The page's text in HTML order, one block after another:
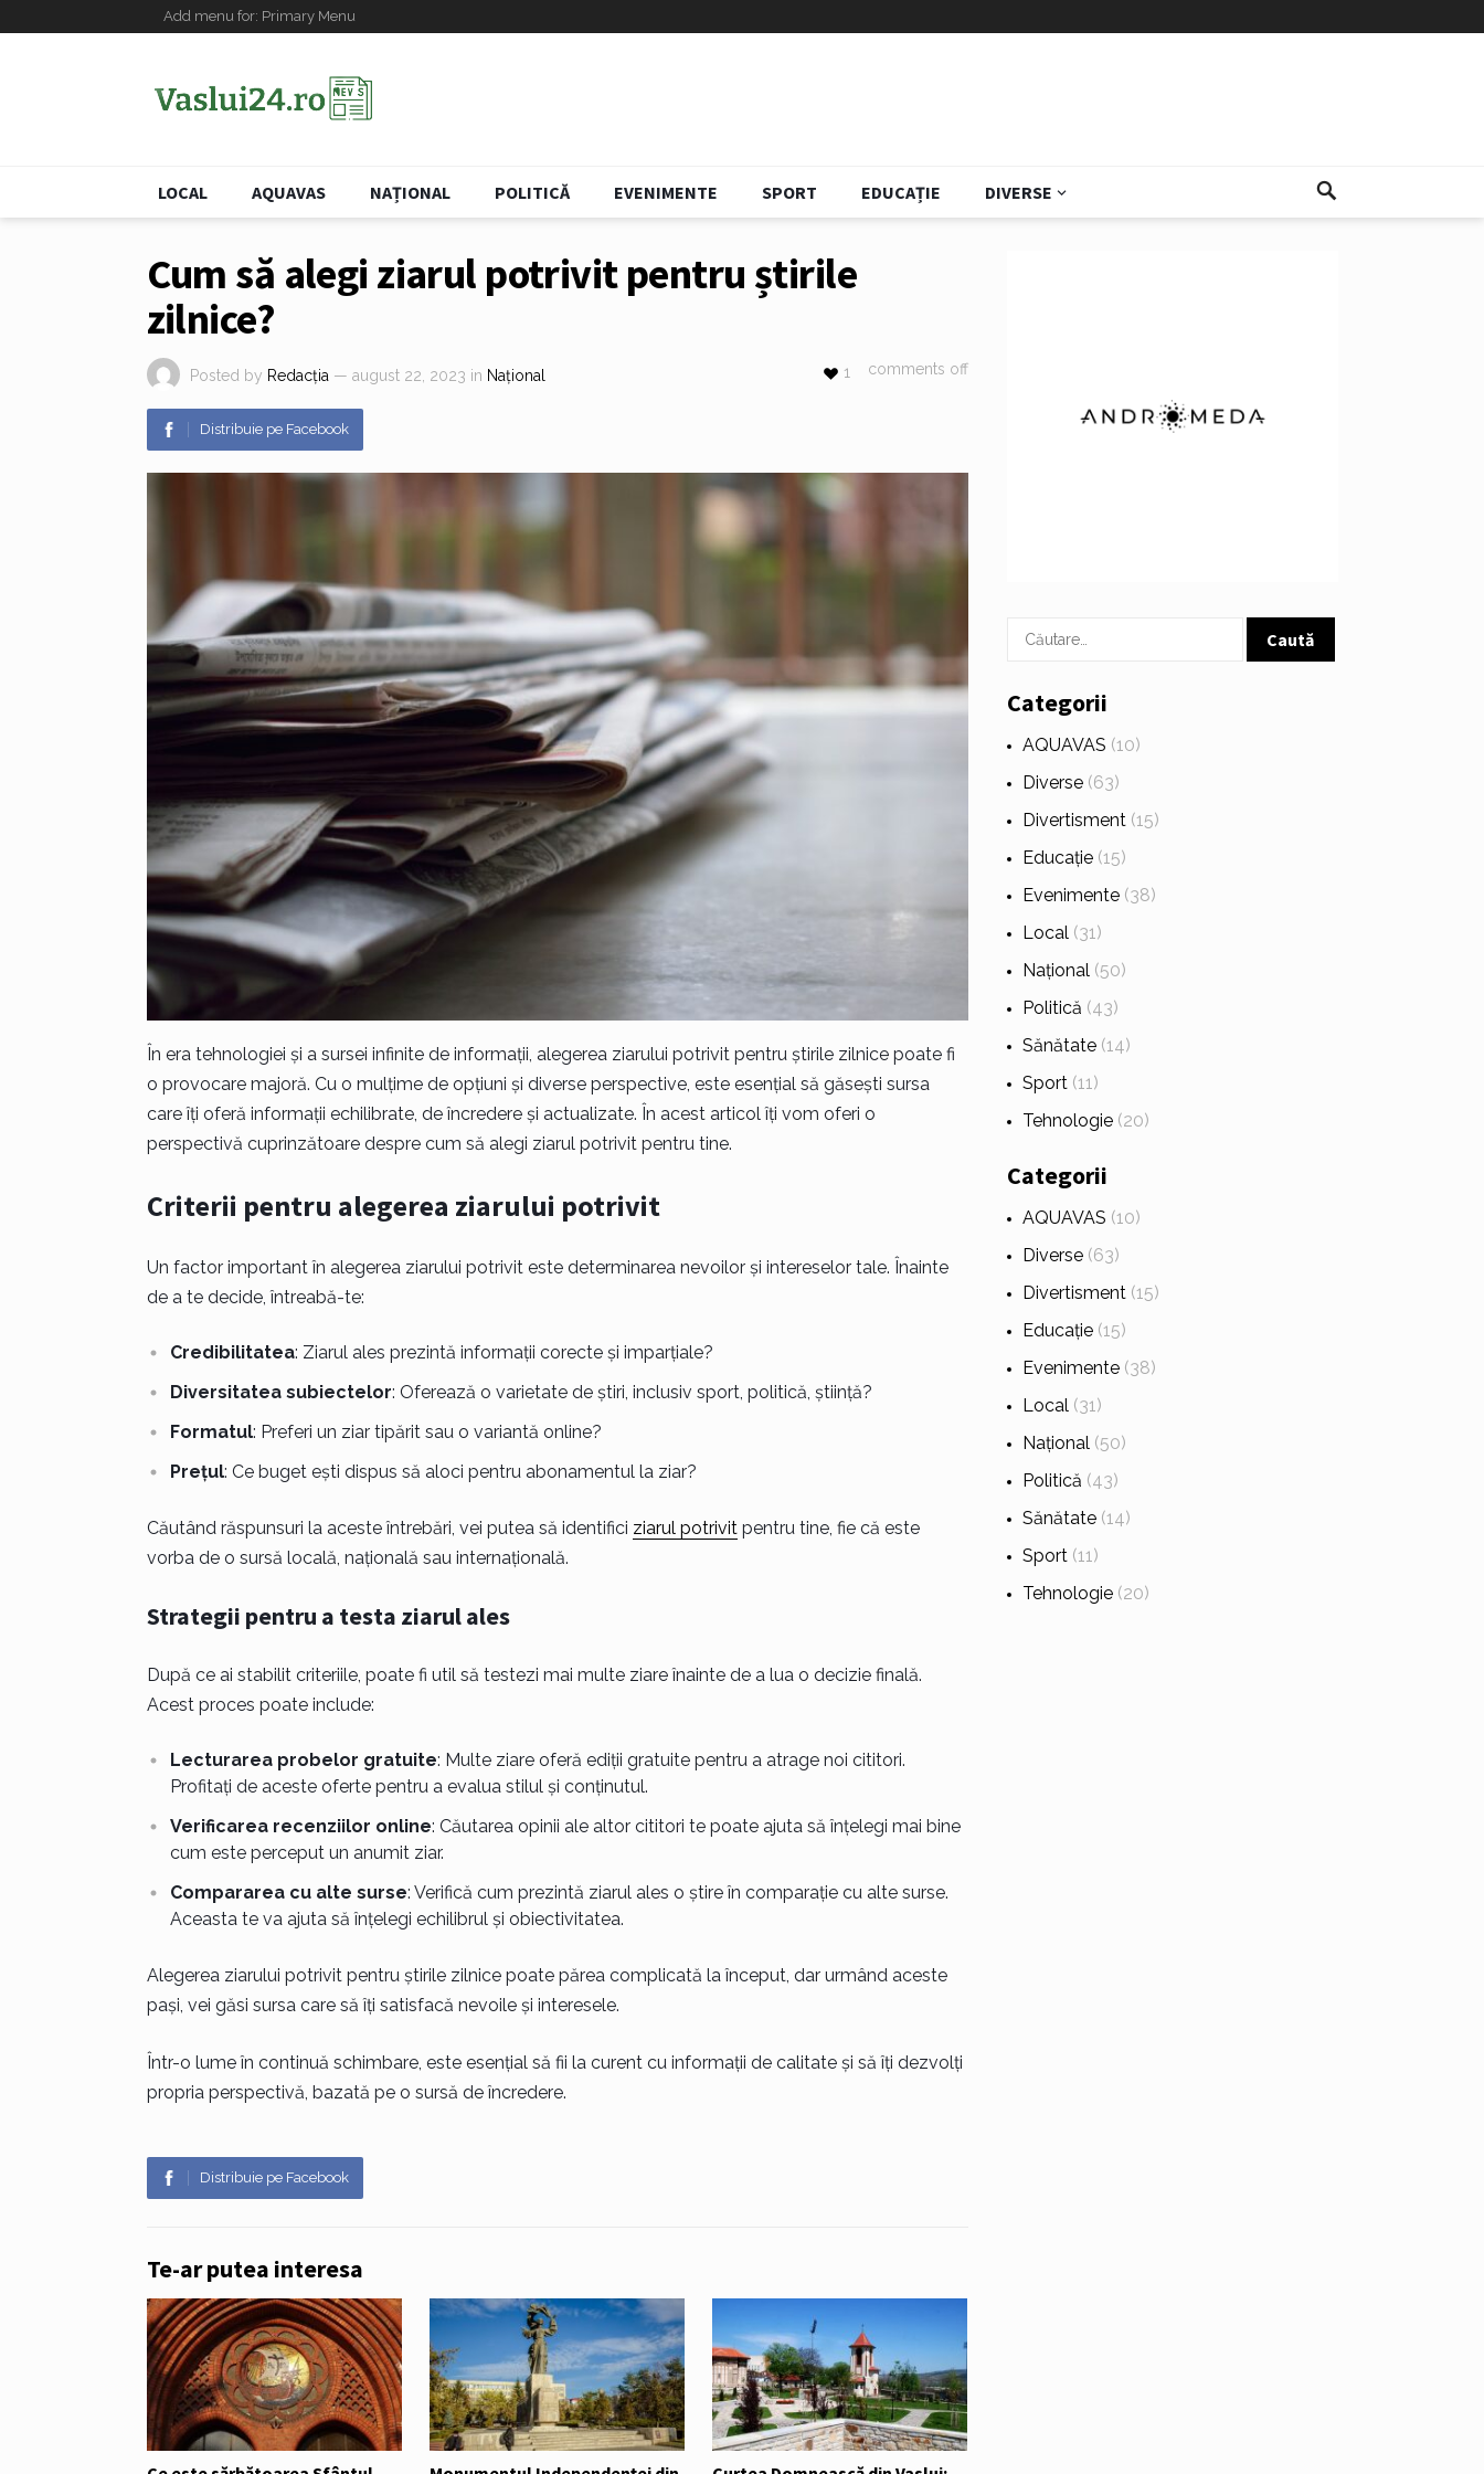
Add menu for: Primary Menu
LOCAL AQUAVAS NAȚIONAL POLITICĂ EVENIMENTE SPORT EDUCAȚIE DIVERSE
Cum să alegi ziarul potrivit pentru știrile
zilnice?
Posted by Redacția — august 22, 2023 in Național comments off
1
Distribuie pe Facebook
În era tehnologiei și a sursei infinite de informații, alegerea ziarului potrivit pentru știrile zilnice poate fi
o provocare majoră. Cu o mulțime de opțiuni și diverse perspective, este esențial să găsești sursa
care îți oferă informații echilibrate, de încredere și actualizate. În acest articol îți vom oferi o
perspectivă cuprinzătoare despre cum să alegi ziarul potrivit pentru tine.
Criterii pentru alegerea ziarului potrivit
Un factor important în alegerea ziarului potrivit este determinarea nevoilor și intereselor tale. Înainte
de a te decide, întreabă-te:
Credibilitatea: Ziarul ales prezintă informații corecte și imparțiale?
Diversitatea subiectelor: Oferează o varietate de știri, inclusiv sport, politică, știință?
Formatul: Preferi un ziar tipărit sau o variantă online?
Prețul: Ce buget ești dispus să aloci pentru abonamentul la ziar?
Căutând răspunsuri la aceste întrebări, vei putea să identifici ziarul potrivitpentru tine, fie că este
vorba de o sursă locală, națională sau internațională.
Strategii pentru a testa ziarul ales
După ce ai stabilit criteriile, poate fi util să testezi mai multe ziare înainte de a lua o decizie finală.
Acest proces poate include:
Lecturarea probelor gratuite: Multe ziare oferă ediții gratuite pentru a atrage noi cititori.
Profitați de aceste oferte pentru a evalua stilul și conținutul.
Verificarea recenziilor online: Căutarea opinii ale altor cititori te poate ajuta să înțelegi mai bine
cum este perceput un anumit ziar.
Compararea cu alte surse: Verifică cum prezintă ziarul ales o știre în comparație cu alte surse.
Aceasta te va ajuta să înțelegi echilibrul și obiectivitatea.
Alegerea ziarului potrivit pentru știrile zilnice poate părea complicată la început, dar urmând aceste
pași, vei găsi sursa care să îți satisfacă nevoile și interesele.
Într-o lume în continuă schimbare, este esențial să fii la curent cu informații de calitate și să îți dezvolți
propria perspectivă, bazată pe o sursă de încredere.
Distribuie pe Facebook
Te-ar putea interesa
Caută
Categorii
AQUAVAS (10)
Diverse(63)
Divertisment(15)
Educație(15)
Evenimente(38)
Local(31)
Național(50)
Politică (43)
Sănătate(14)
Sport(11)
Tehnologie(20)
Categorii
AQUAVAS (10)
Diverse(63)
Divertisment(15)
Educație(15)
Evenimente(38)
Local(31)
Național(50)
Politică (43)
Sănătate(14)
Sport(11)
Tehnologie(20)